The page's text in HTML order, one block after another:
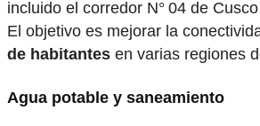
incluido el corredor N° 04 de
El objetivo es mejorar la
de habitantes en varias regiones
Agua potable y saneamiento